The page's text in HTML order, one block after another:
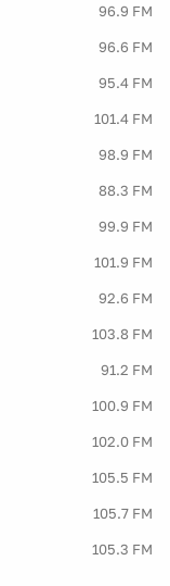
96.9 FM
96.6 FM
95.4 FM
101.4 FM
98.9 FM
88.3 FM
99.9 FM
101.9 FM
92.6 FM
103.8 FM
91.2 FM
100.9 FM
102.0 FM
105.5 FM
105.7 FM
105.3 FM